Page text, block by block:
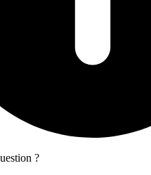
?